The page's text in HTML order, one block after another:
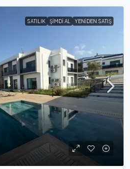
SATILIK ŞIMDI AL YENIDEN SATIŞ